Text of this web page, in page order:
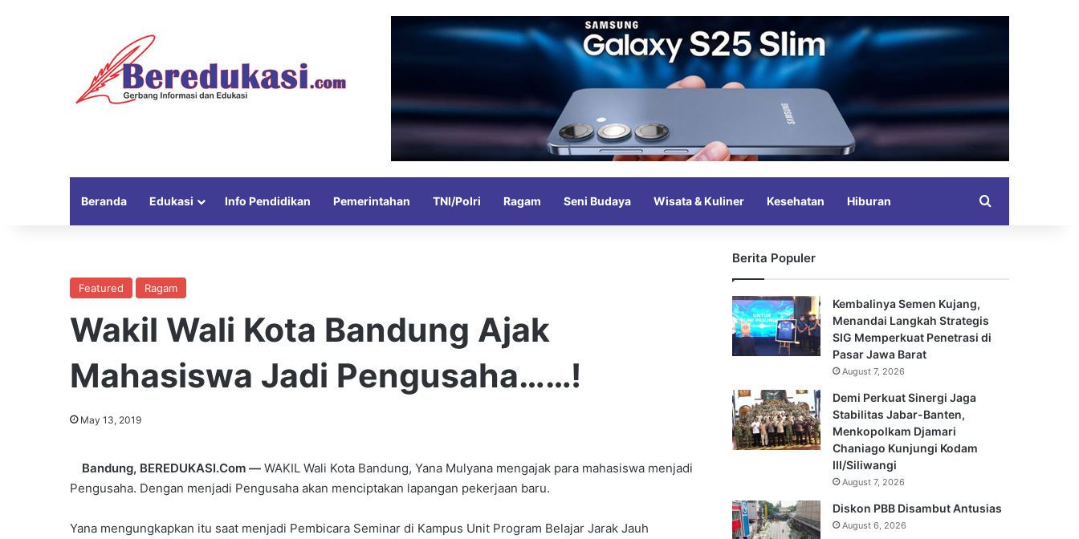
Beranda Edukasi Info Pendidikan Pemerintahan TNI/Polri Ragam Seni Budaya Wisata & Kuliner Kesehatan Hiburan
Featured Ragam
Wakil Wali Kota Bandung Ajak
Mahasiswa Jadi Pengusaha……!
May 13, 2019
Bandung, BEREDUKASI.Com — WAKIL Wali Kota Bandung, Yana Mulyana mengajak para mahasiswa menjadi
Pengusaha. Dengan menjadi Pengusaha akan menciptakan lapangan pekerjaan baru.
Yana mengungkapkan itu saat menjadi Pembicara Seminar di Kampus Unit Program Belajar Jarak Jauh
Berita Populer
Kembalinya Semen Kujang,
Menandai Langkah Strategis
SIG Memperkuat Penetrasi di
Pasar Jawa Barat
August 7, 2026
Demi Perkuat Sinergi Jaga
Stabilitas Jabar-Banten,
Menkopolkam Djamari
Chaniago Kunjungi Kodam
III/Siliwangi
August 7, 2026
Diskon PBB Disambut Antusias
August 6, 2026